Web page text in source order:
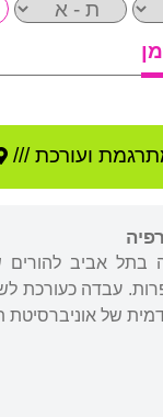
ועורכת ///
בתל אביב להורים
עבדה כעורכת
של אוניברסיטת תל